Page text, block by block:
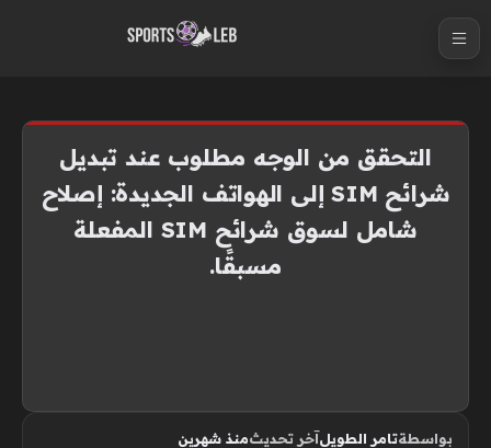
التحقق من الوجه مطلوب عند تبديل
شرائح SIM إلى الهواتف الجديدة: إصلاح
شامل لسوق شرائح SIM المفعلة
مسبقًا.
بواسطةتامر الطويلآخر تحديثمنذ شهرين